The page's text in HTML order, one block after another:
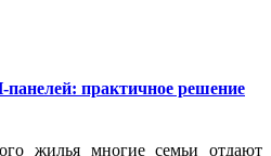
практичное решение
жилья многие семьи отдают